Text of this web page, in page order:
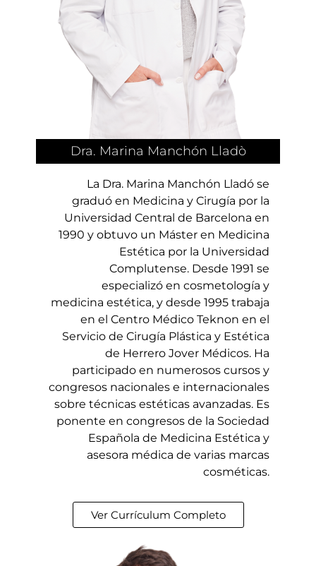
Dra. Marina Manchón Lladò
La Dra. Marina Manchón Lladó se
graduó en Medicina y Cirugía por la
Universidad Central de Barcelona en
1990 y obtuvo un Máster en Medicina
Estética por la Universidad
Complutense. Desde 1991 se
especializó en cosmetología y
medicina estética, y desde 1995 trabaja
en el Centro Médico Teknon en el
Servicio de Cirugía Plástica y Estética
de Herrero Jover Médicos. Ha
participado en numerosos cursos y
congresos nacionales e internacionales
sobre técnicas estéticas avanzadas. Es
ponente en congresos de la Sociedad
Española de Medicina Estética y
asesora médica de varias marcas
cosméticas.
Ver Currículum Completo